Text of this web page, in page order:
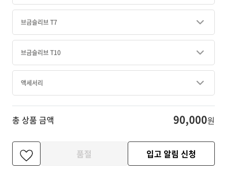
브금슬리브 T7
브금슬리브 T10
액세서리
총 상품 금액 90,000원
품절 입고 알림 신청